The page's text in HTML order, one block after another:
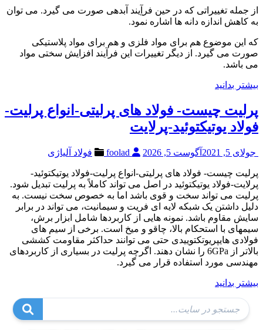
از جمله تغییراتی که در حین فرآِیند آبدهی صورت می گیرد. می توان
به کاهش اندازه دانه ها اشاره نمود.
که این موضوع هم برای مواد فلزی و هم برای مواد پلاستیکی
صورت می گیرد. از دیگر تغییرات این فرآیند افزایش سختی مواد
می باشد.
بیشتر بدانید
پرلیت چیست- فولاد های پرلیتی-انواع پرلیت-
فولاد یوتیکتوئید-پرلایت
جولای 5, 2021 آگوست 5, 2026 فولاد آلیاژی
پرلیت چیست- فولاد های پرلیتی-انواع پرلیت-فولاد یوتیکتوئید-
پرلایت-فولاد یوتیکتوئید در اصل می تواند کاملاً به پرلیت تبدیل شود.
پرلیت می تواند سخت و قوی باشد اما به خصوص سخت نیست. به
دلیل داشتن یک شبکه لایه ای فریت و سیمانیت، می تواند در برابر
سایش مقاوم باشد. نمونه هایی از کاربردها شامل ابزار برش،
سیمهای با استحکام بالا، چاقو و میخ است. برخی از سیم های
فولادی هایپریوتکتوییدی حتی می توانند حداکثر مقاومت کششی
بالاتر از 6GPa را نشان دهند. اگرچه پرلیت در بسیاری از کاربردهای
مهندسی مورد استفاده قرار می گیرد.
بیشتر بدانید